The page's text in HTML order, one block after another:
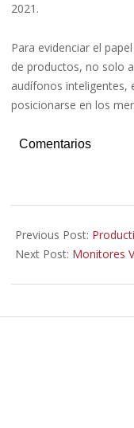
2021.
Para evidenciar el
de productos, no solo
audífonos inteligentes,
posicionarse en los
Comentarios
03-
12
Previous Post:
Next Post: Monitores